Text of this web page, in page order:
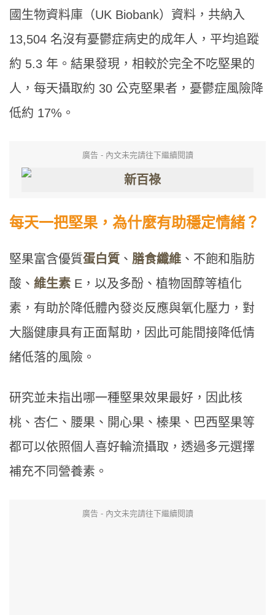
國生物資料庫（UK Biobank）資料，共納入
13,504 名沒有憂鬱症病史的成年人，平均追蹤
約 5.3 年。結果發現，相較於完全不吃堅果的
人，每天攝取約 30 公克堅果者，憂鬱症風險降
低約 17%。
廣告 - 內文未完請往下繼續閱讀
每天一把堅果，為什麼有助穩定情緒？
堅果富含優質蛋白質 、 膳食纖維 、不飽和脂肪
酸、 維生素 E，以及多酚、植物固醇等植化
素，有助於降低體內發炎反應與氧化壓力，對
大腦健康具有正面幫助，因此可能間接降低情
緒低落的風險。
研究並未指出哪一種堅果效果最好，因此核
桃、杏仁、腰果、開心果、榛果、巴西堅果等
都可以依照個人喜好輪流攝取，透過多元選擇
補充不同營養素。
廣告 - 內文未完請往下繼續閱讀